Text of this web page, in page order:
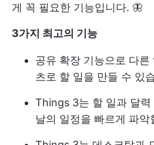
게 꼭 필요한 기능입니다. 🦋
3가지 최고의 기능
공유 확장 기능으로 다른
츠로 할 일을 만들 수 있
Things 3는 할 일과 달력
날의 일정을 빠르게 파악